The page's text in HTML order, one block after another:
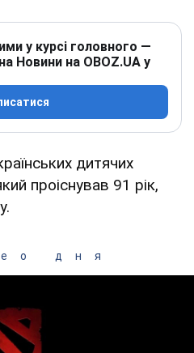
у курсі головного —
Новини на OBOZ.UA у
дитячих
проіснував 91 рік,
дня